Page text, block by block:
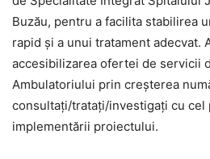
Buzău, pentru a facilita stabilirea
rapid și a unui tratament adecvat.
accesibilizarea ofertei de servicii
Ambulatoriului prin creșterea
consultați/tratați/investigați cu cel
implementării proiectului.